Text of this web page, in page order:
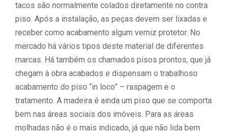
tacos são normalmente colados diretamente no contra
piso. Após a instalação, as peças devem ser lixadas e
receber como acabamento algum verniz protetor. No
mercado há vários tipos deste material de diferentes
marcas. Há também os chamados pisos prontos, que já
chegam à obra acabados e dispensam o trabalhoso
acabamento do piso “in loco” – raspagem e o
tratamento. A madeira é ainda um piso que se comporta
bem nas áreas sociais dos imóveis. Para as áreas
molhadas não é o mais indicado, já que não lida bem